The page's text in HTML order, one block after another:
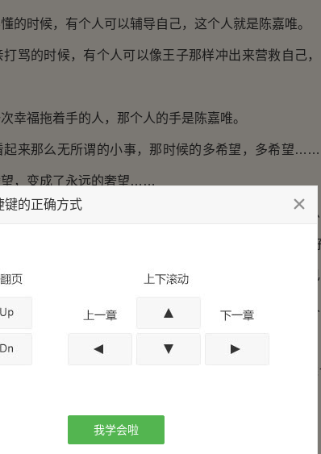
时候，有个人可以辅导自己，这个人就是陈嘉唯。
的时候，有个人可以像王子那样冲出来营救自己，
福拖着手的人，那个人的手是陈嘉唯。
来那么无所谓的小事，那时候的多希望，多希望……
望，变成了永远的奢望……
早已愈合，有一些人都以为早已忘记。可是为什么
无谓的举动，就让一次该忘记的都忘记了难道不是更好
笑，她不知道自己为什么会在这里，自己的遭遇已
让人难以置信，何必要在这个时候遇到曾经错过的
呢？
，真的懂得，那为何不让它就这样变成恒值，永远
的那件事情之后才懂得，没有希望，才没有失望。
世界上的时候，她就说过，她要勇敢，她要坚强
键的正确方式
我学会啦